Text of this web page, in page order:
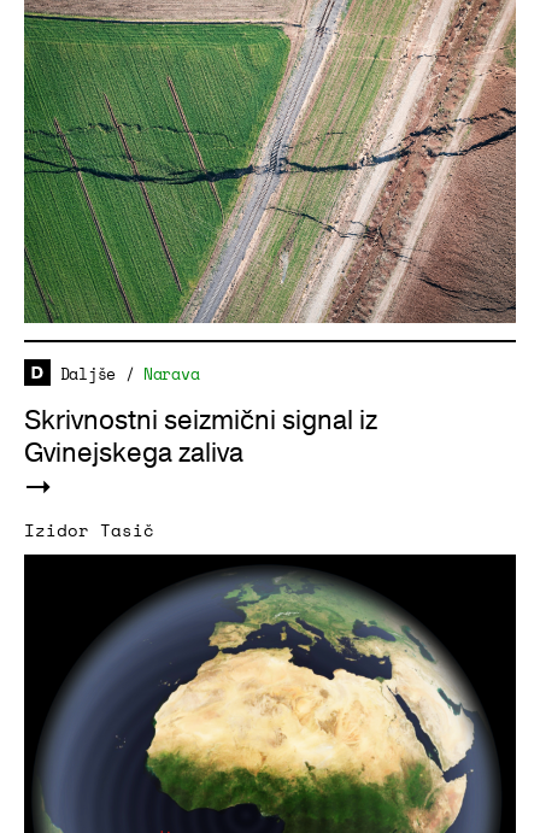
Daljše / Narava
Skrivnostni seizmični signal iz
Gvinejskega zaliva
Izidor Tasič